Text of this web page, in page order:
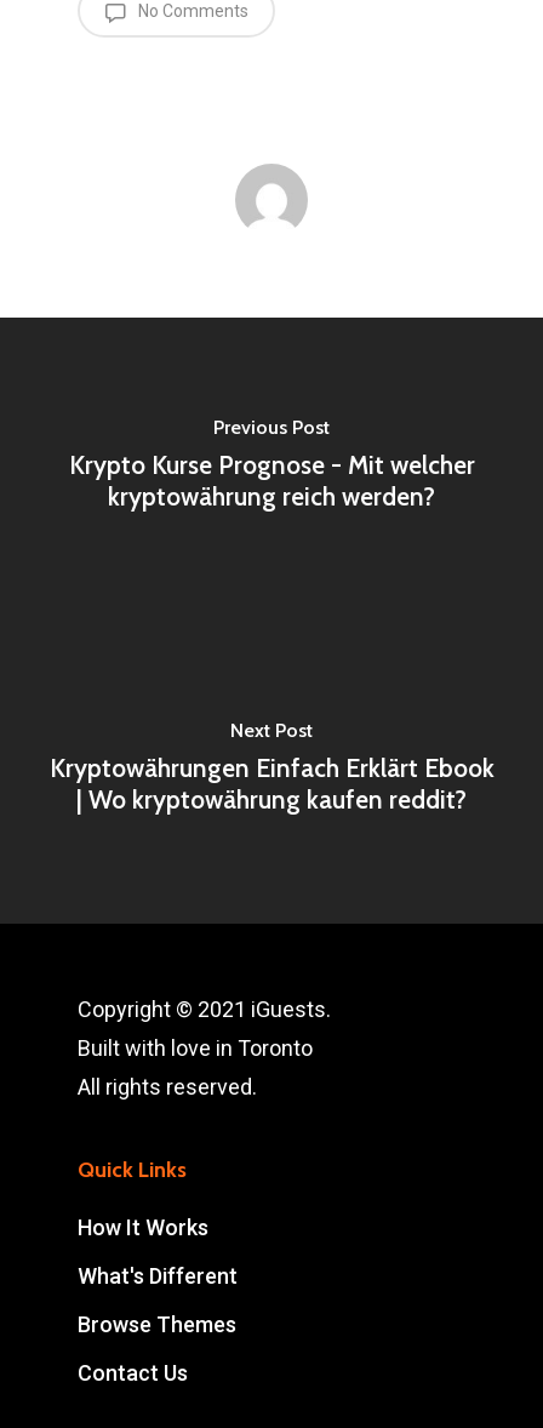
No Comments
Previous Post
Krypto Kurse Prognose - Mit welcher
kryptowährung reich werden?
Next Post
Kryptowährungen Einfach Erklärt Ebook
| Wo kryptowährung kaufen reddit?
Copyright © 2021 iGuests.
Built with love in Toronto
All rights reserved.
Quick Links
How It Works
What's Different
Browse Themes
Contact Us